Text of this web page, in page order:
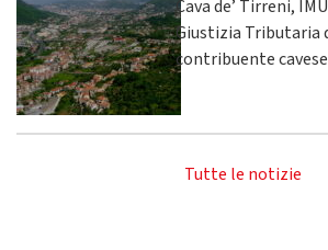
Cava de’ Tirreni,
Giustizia Tributaria
contribuente cavese
Tutte le notizie